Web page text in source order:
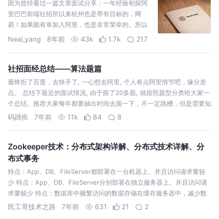
因为曾经看过一篇文章面试分享：一年经验初探阿
里巴巴前端社招所以来杭州也是带有目标的，网
易！如果能有幸加入阿里，也是非常荣幸的。所以
面试总是懒懒散散的，大概一天也就面试一家。 目
讯飞已经…
Neal_yang 8年前 43k 1.7k 217
社招面经总结——算法题篇
最终拒了百度，去快手了, 一心想去阿里, 个人有点阿里情节吧，缘分差
点。 总结下最近的面试情况, 由于面了20多面, 就按照题型分类给大家一
个总结。推荐大家每年都要抽出时间去面一下，不一定跳槽，但是需要知
道自己的不足，一定要你的工龄匹配上你的能力。比如就我个人来说，通
码蹄疾 7年前 11k 84 8
Zookeeper技术：分布式架构详解、分布式技术详解、分
布式事务
特点：App、DB、FileServer都部署在一台机器上。并且访问请求量较
少 特点：App、DB、FileServer分别部署在独立服务器上。并且访问请
求量较少 特点：数据库中频繁访问的数据存储在缓存服务器中，减少数
据库的访问次数，降低数据库的压力 特点：多台应用服务器通过负…
民工哥技术之路 7年前 631 21 2